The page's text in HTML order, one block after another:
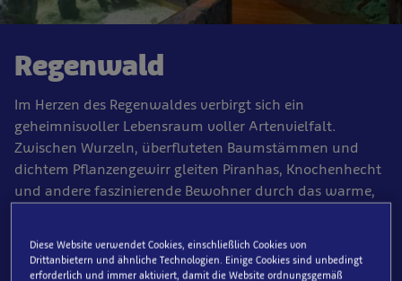
Regenwald
Im Herzen des Regenwaldes verbirgt sich ein
geheimnisvoller Lebensraum voller Artenvielfalt.
Zwischen Wurzeln, überfluteten Baumstämmen und
dichtem Pflanzengewirr gleiten Piranhas, Knochenhecht
und andere faszinierende Bewohner durch das warme,
Diese Website verwendet Cookies, einschließlich Cookies von
Drittanbietern und ähnliche Technologien. Einige Cookies sind unbedingt
erforderlich und immer aktiviert, damit die Website ordnungsgemäß